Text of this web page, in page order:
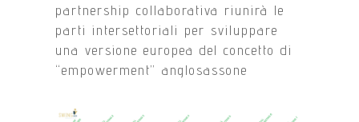
partnership collaborativa riunirà le
parti intersettoriali per sviluppare
una versione europea del concetto di
“empowerment” anglosassone